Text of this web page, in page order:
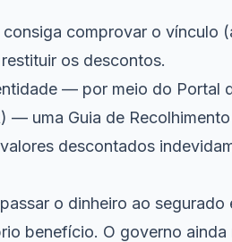
comprovar o vínculo
os descontos.
— por meio do Portal
— uma Guia de
descontados
o dinheiro ao
benefício. O governo